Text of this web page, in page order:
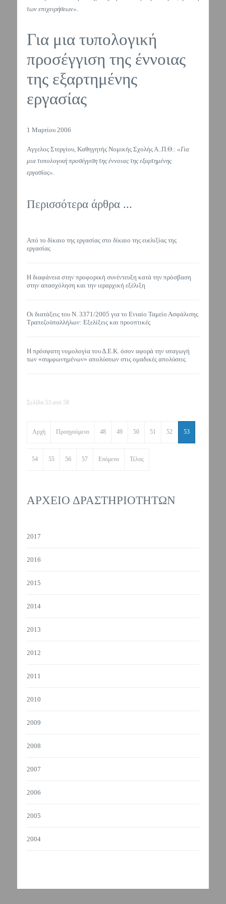
των επιχειρήσεων».
Για μια τυπολογική
προσέγγιση της έννοιας
της εξαρτημένης
εργασίας
1 Μαρτίου 2006
Aγγελος Στεργίου, Καθηγητής Νομικής Σχολής Α..Π.Θ.: «Για
μια τυπολογική προσέγγιση της έννοιας της εξαρτημένης
εργασίας».
Περισσότερα άρθρα ...
Από το δίκαιο της εργασίας στο δίκαιο της ευελιξίας της
εργασίας
Η διαφάνεια στην προφορική συνέντευξη κατά την πρόσβαση
στην απασχόληση και την ιεραρχική εξέλιξη
Οι διατάξεις του Ν. 3371/2005 για το Ενιαίο Ταμείο Ασφάλισης
Τραπεζοϋπαλλήλων: Εξελίξεις και προοπτικές
Η πρόσφατη νομολογία του Δ.Ε.Κ. όσον αφορά την υπαγωγή
των «συμφωνημένων» απολύσεων στις ομαδικές απολύσεις
Σελίδα 53 από 58
Αρχή Προηγούμενο 48 49 50 51 52 53
54 55 56 57 Επόμενο Τέλος
ΑΡΧΕΙΟ ΔΡΑΣΤΗΡΙΟΤΗΤΩΝ
2017
2016
2015
2014
2013
2012
2011
2010
2009
2008
2007
2006
2005
2004